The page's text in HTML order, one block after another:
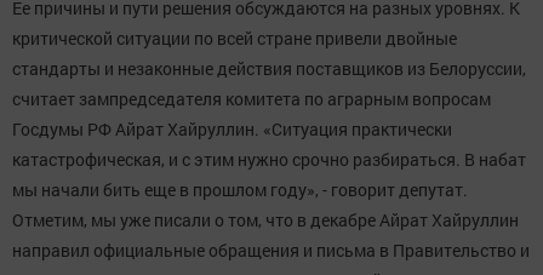
Ее причины и пути решения обсуждаются на разных уровнях. К
критической ситуации по всей стране привели двойные
стандарты и незаконные действия поставщиков из Белоруссии,
считает зампредседателя комитета по аграрным вопросам
Госдумы РФ Айрат Хайруллин. «Ситуация практически
катастрофическая, и с этим нужно срочно разбираться. В набат
мы начали бить еще в прошлом году», - говорит депутат.
Отметим, мы уже писали о том, что в декабре Айрат Хайруллин
направил официальные обращения и письма в Правительство и